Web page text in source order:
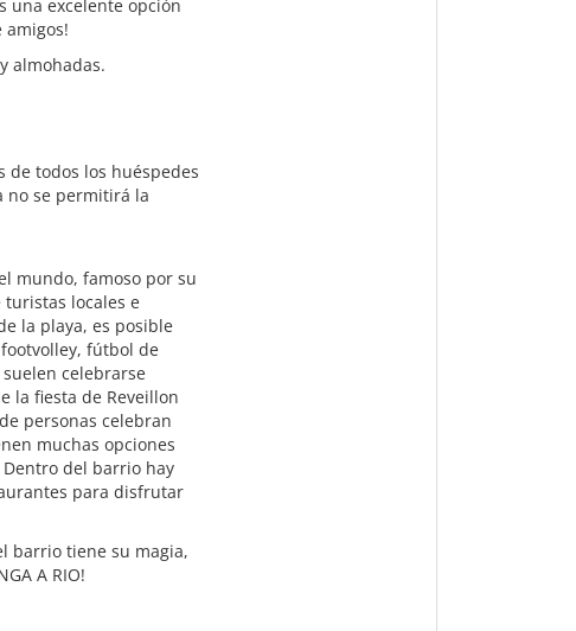
una excelente opción
amigos!
almohadas.
todos los huéspedes
no se permitirá la
mundo, famoso por su
locales e
la playa, es posible
fútbol de
celebrarse
la fiesta de Reveillon
personas celebran
muchas opciones
del barrio hay
para disfrutar
barrio tiene su magia,
A RIO!